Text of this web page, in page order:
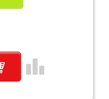
leaderboard